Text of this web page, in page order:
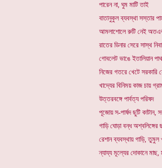
পারেন না, ঘুম মাটি তাই
বাতানুকুল ব্যবস্থা সস্তার
আমলাশোলে রুটি নেই অতএব
রাতের ডিনার সেরে সাস্থ
গোবলেট ভাঙে ইতালিয়ান
নিজের গতরে খেটে সরকারি
খাদ্যের বিনিময় কাজ চায়
উত্তরবঙ্গে পার্বত্য পরিষদ
পূজোয় স-পার্ষদ ছুটি কাটান,
গাড়ি ঘোড়া বন্ধ অশ্বলিঙ্গের
রেশান ব্যবস্থায় গাড়ি, তুমুল
ন্যায্য মূল্যের দোকানে মাছ,